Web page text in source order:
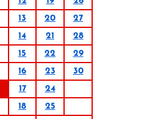
13 20
27
14 21
28
15 22
29
16 23
30
17
24
18
25